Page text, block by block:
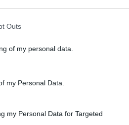
Outs
of my personal data.
my Personal Data.
my Personal Data for Targeted
da się przeżyć